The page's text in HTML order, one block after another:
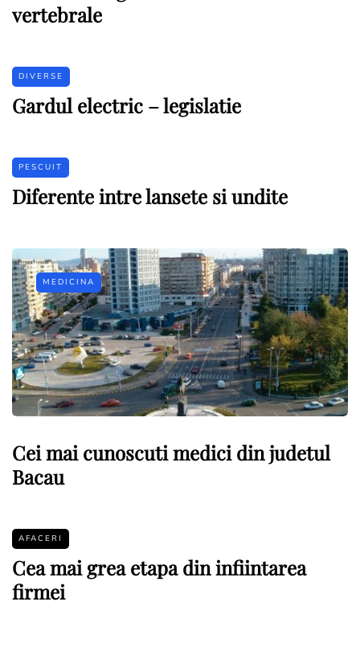
vertebrale
DIVERSE
Gardul electric – legislatie
PESCUIT
Diferente intre lansete si undite
MEDICINA
Cei mai cunoscuti medici din judetul
Bacau
AFACERI
Cea mai grea etapa din infiintarea
firmei